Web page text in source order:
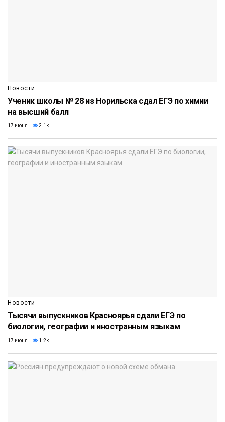
Новости
Ученик школы № 28 из Норильска сдал ЕГЭ по химии
на высший балл
17 июня 2.1k
Новости
Тысячи выпускников Красноярья сдали ЕГЭ по
биологии, географии и иностранным языкам
17 июня 1.2k